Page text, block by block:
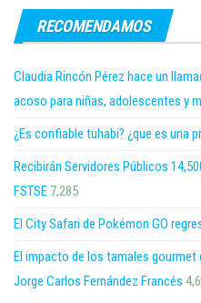
RECOMENDAMOS
Claudia Rincón Pérez hace un
acoso para niñas, adolescentes y
¿Es confiable tuhabi? ¿que es una
Recibirán Servidores Públicos
FSTSE 7,285
El City Safari de Pokémon GO
El impacto de los tamales
Jorge Carlos Fernández Francés